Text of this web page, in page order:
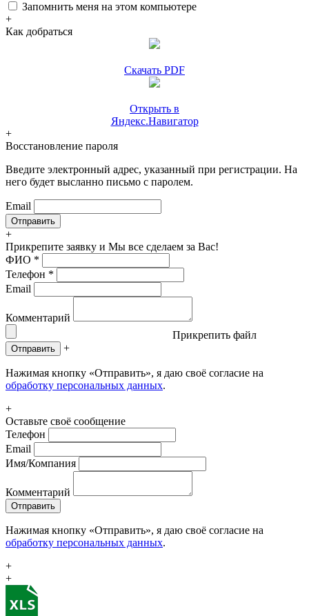
Запомнить меня на этом компьютере
+
Как добраться
Скачать PDF
Открыть в
Яндекс.Навигатор
+
Восстановление пароля
Введите электронный адрес, указанный при регистрации. На
него будет высланно письмо с паролем.
Email
+
Прикрепите заявку и Мы все сделаем за Вас!
ФИО *
Телефон *
Email
Комментарий
Прикрепить файл
Отправить +
Нажимая кнопку «Отправить», я даю своё согласие на
обработку персональных данных.
+
Оставьте своё сообщение
Телефон
Email
Имя/Компания
Комментарий
Отправить
Нажимая кнопку «Отправить», я даю своё согласие на
обработку персональных данных.
+
+